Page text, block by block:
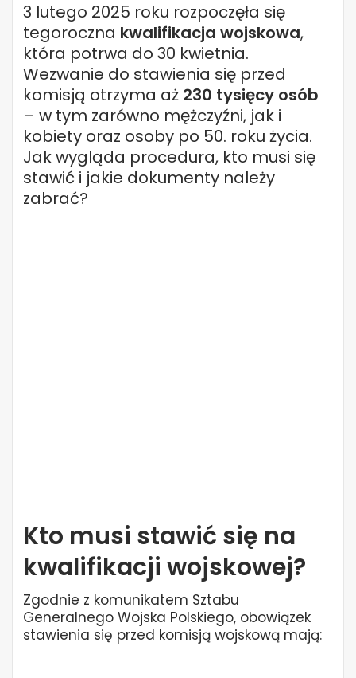
3 lutego 2025 roku rozpoczęła się
tegoroczna kwalifikacja wojskowa,
która potrwa do 30 kwietnia.
Wezwanie do stawienia się przed
komisją otrzyma aż 230 tysięcy osób
– w tym zarówno mężczyźni, jak i
kobiety oraz osoby po 50. roku życia.
Jak wygląda procedura, kto musi się
stawić i jakie dokumenty należy
zabrać?
Kto musi stawić się na
kwalifikacji wojskowej?
Zgodnie z komunikatem Sztabu
Generalnego Wojska Polskiego, obowiązek
stawienia się przed komisją wojskową mają: